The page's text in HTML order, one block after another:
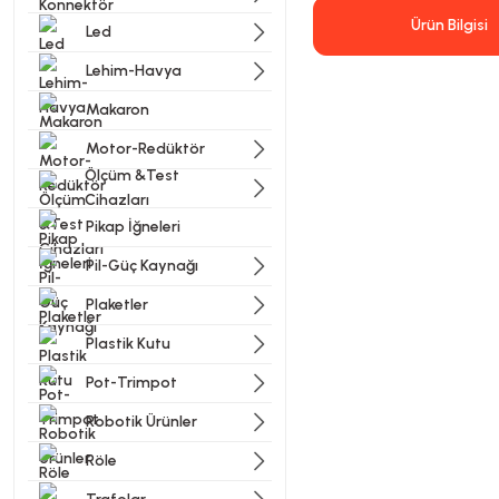
Led
Lehim-Havya
Makaron
Motor-Redüktör
Ölçüm &Test
Cihazları
Pikap İğneleri
Pil-Güç Kaynağı
Plaketler
Plastik Kutu
Pot-Trimpot
Robotik Ürünler
Röle
Ürün Bilgisi